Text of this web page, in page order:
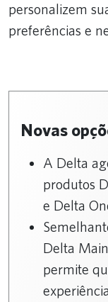
personalizem
preferências e
Novas
A Delta
produtos
e Delta
Delta
permite